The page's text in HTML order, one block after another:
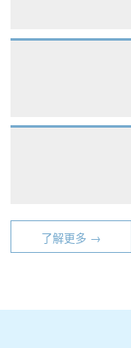
了解更多 →